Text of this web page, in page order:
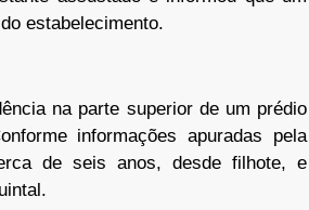
estabelecimento.
na parte superior de um prédio
informações apuradas pela
de seis anos, desde filhote, e